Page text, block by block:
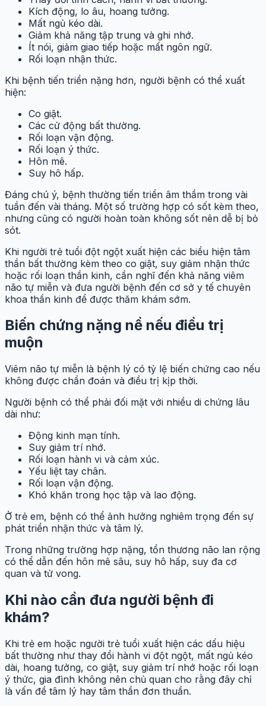
Kích động, lo âu, hoang tưởng.
Mất ngủ kéo dài.
Giảm khả năng tập trung và ghi nhớ.
Ít nói, giảm giao tiếp hoặc mất ngôn ngữ.
Rối loạn nhận thức.
Khi bệnh tiến triển nặng hơn, người bệnh có thể xuất
hiện:
Co giật.
Các cử động bất thường.
Rối loạn vận động.
Rối loạn ý thức.
Hôn mê.
Suy hô hấp.
Đáng chú ý, bệnh thường tiến triển âm thầm trong vài
tuần đến vài tháng. Một số trường hợp có sốt kèm theo,
nhưng cũng có người hoàn toàn không sốt nên dễ bị bỏ
sót.
Khi người trẻ tuổi đột ngột xuất hiện các biểu hiện tâm
thần bất thường kèm theo co giật, suy giảm nhận thức
hoặc rối loạn thần kinh, cần nghĩ đến khả năng viêm
não tự miễn và đưa người bệnh đến cơ sở y tế chuyên
khoa thần kinh để được thăm khám sớm.
Biến chứng nặng nề nếu điều trị
muộn
Viêm não tự miễn là bệnh lý có tỷ lệ biến chứng cao nếu
không được chẩn đoán và điều trị kịp thời.
Người bệnh có thể phải đối mặt với nhiều di chứng lâu
dài như:
Động kinh mạn tính.
Suy giảm trí nhớ.
Rối loạn hành vi và cảm xúc.
Yếu liệt tay chân.
Rối loạn vận động.
Khó khăn trong học tập và lao động.
Ở trẻ em, bệnh có thể ảnh hưởng nghiêm trọng đến sự
phát triển nhận thức và tâm lý.
Trong những trường hợp nặng, tổn thương não lan rộng
có thể dẫn đến hôn mê sâu, suy hô hấp, suy đa cơ
quan và tử vong.
Khi nào cần đưa người bệnh đi
khám?
Khi trẻ em hoặc người trẻ tuổi xuất hiện các dấu hiệu
bất thường như thay đổi hành vi đột ngột, mất ngủ kéo
dài, hoang tưởng, co giật, suy giảm trí nhớ hoặc rối loạn
ý thức, gia đình không nên chủ quan cho rằng đây chỉ
là vấn đề tâm lý hay tâm thần đơn thuần.